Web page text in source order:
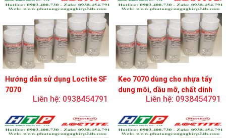
Hướng dẫn sử dụng Loctite SF
7070
Liên hệ: 0938454791
Keo 7070 dùng cho nhựa tẩy
dung môi, dầu mỡ, chất dính
và chất bôi trơnLiên hệ: 0938454791